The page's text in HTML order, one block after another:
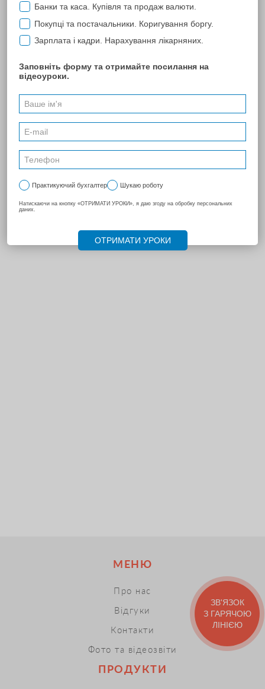
Співробітникам Вашої компанії хочеться висловити подяку за
оперативність, за вміння знайти найоптимальніше вирішення
будь-якої проблеми та найбільшу подяку за витримку та
розуміння.
ПОПЕРЕДНЯ
37 46 53 ... 52 53 54 55 56 57
МЕНЮ
Про нас
Відгуки
Контакти
Фото та відеозвіти
ПРОДУКТИ
ЗВ'ЯЗОК
З ГАРЯЧОЮ
ЛІНІЄЮ